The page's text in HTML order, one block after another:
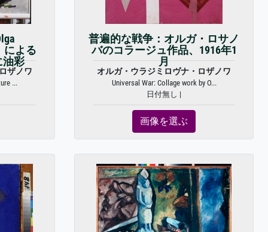
による
油彩
ザノワ
...
普遍的な戦争：オルガ・ロサノ
バのコラージュ作品、1916年1
月
オルガ・ウラジミロヴナ・ロザノワ
Universal War: Collage work by O...
日付無し |
画像を選ぶ